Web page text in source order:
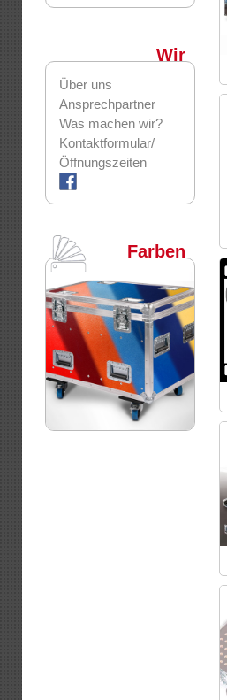
Wir
Über uns
Ansprechpartner
Was machen wir?
Kontaktformular/
Öffnungszeiten
Farben